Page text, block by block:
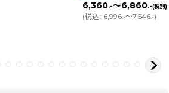
6,360.-～6,860.-(税別)
(税込: 6,996.-～7,546.-)